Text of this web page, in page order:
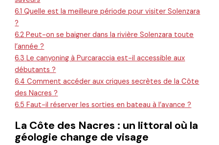
6.1 Quelle est la meilleure période pour visiter Solenzara
?
6.2 Peut-on se baigner dans la rivière Solenzara toute
l’année ?
6.3 Le canyoning à Purcaraccia est-il accessible aux
débutants ?
6.4 Comment accéder aux criques secrètes de la Côte
des Nacres ?
6.5 Faut-il réserver les sorties en bateau à l’avance ?
La Côte des Nacres : un littoral où la
géologie change de visage